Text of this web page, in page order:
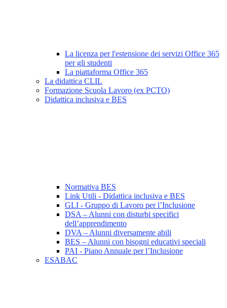
La licenza per l'estensione dei servizi Office 365
per gli studenti
La piattaforma Office 365
La didattica CLIL
Formazione Scuola Lavoro (ex PCTO)
Didattica inclusiva e BES
Normativa BES
Link Utili - Didattica inclusiva e BES
GLI - Gruppo di Lavoro per l’Inclusione
DSA – Alunni con disturbi specifici
dell’apprendimento
DVA – Alunni diversamente abili
BES – Alunni con bisogni educativi speciali
PAI - Piano Annuale per l’Inclusione
ESABAC